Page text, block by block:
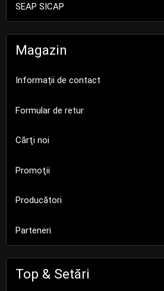
SEAP SICAP
Magazin
Informații de contact
Formular de retur
Cărţi noi
Promoţii
Producători
Parteneri
Top & Setări